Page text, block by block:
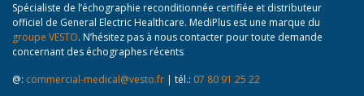
Spécialiste de l’échographie reconditionnée certifiée et distributeur
officiel de General Electric Healthcare. MediPlus est une marque du
groupe VESTO. N’hésitez pas à nous contacter pour toute demande
concernant des échographes récents
@: commercial-medical@vesto.fr | tél.: 07 80 91 25 22